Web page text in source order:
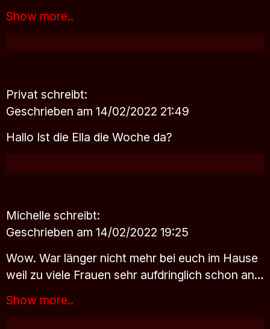
Show more..
Privat schreibt:
Geschrieben am 14/02/2022 21:49
Hallo Ist die Ella die Woche da?
Michelle schreibt:
Geschrieben am 14/02/2022 19:25
Wow. War länger nicht mehr bei euch im Hause
weil zu viele Frauen sehr aufdringlich schon an…
Show more..